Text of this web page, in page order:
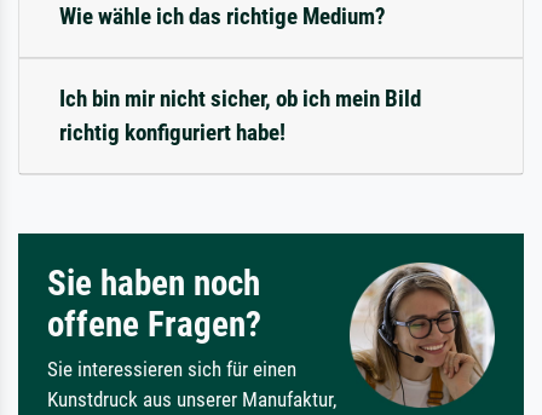
Wie wähle ich das richtige Medium?
Ich bin mir nicht sicher, ob ich mein Bild
richtig konfiguriert habe!
Sie haben noch
offene Fragen?
Sie interessieren sich für einen
Kunstdruck aus unserer Manufaktur,